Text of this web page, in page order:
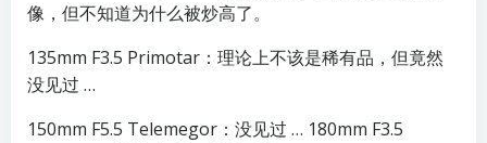
像，但不知道为什么被炒高了。
135mm F3.5 Primotar：理论上不该是稀有品，但竟然
没见过 …
150mm F5.5 Telemegor：没见过 … 180mm F3.5